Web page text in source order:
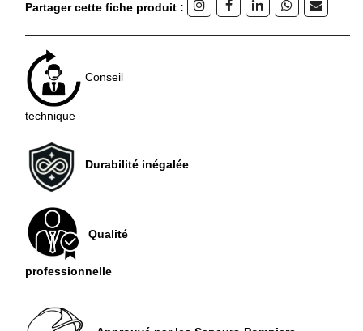
Partager cette fiche produit :
Conseil
technique
Durabilité inégalée
Qualité
professionnelle